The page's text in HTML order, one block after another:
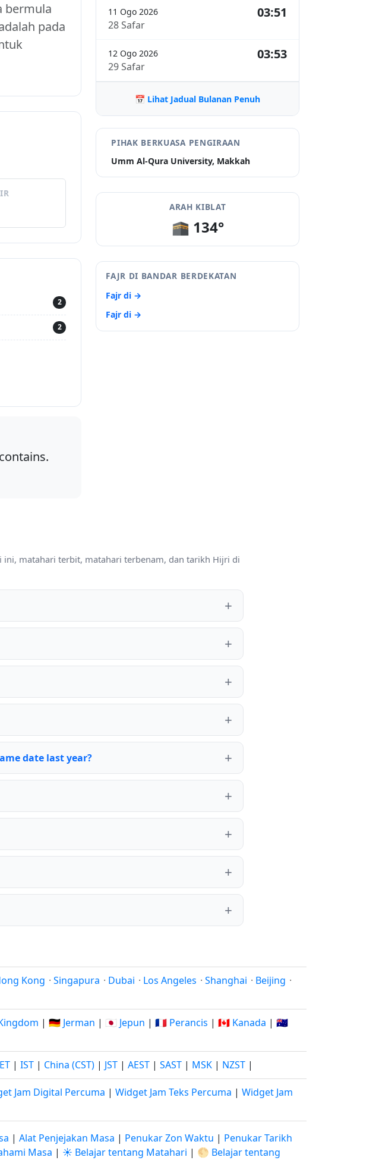
bermula
pada
2
2
11 Ogo 2026
28 Safar
03:51
12 Ogo 2026
29 Safar
03:53
📅 Lihat Jadual Bulanan Penuh
PIHAK BERKUASA PENGIRAAN
Umm Al-Qura University, Makkah
ARAH KIBLAT
🕋 134°
FAJR DI BANDAR BERDEKATAN
Fajr di →
Fajr di →
ini, matahari terbit, matahari terbenam, dan tarikh Hijri di
date last year?
Kong · Singapura · Dubai · Los Angeles · Shanghai · Beijing ·
| 🇩🇪 Jerman | 🇯🇵 Jepun | 🇫🇷 Perancis | 🇨🇦 Kanada | 🇦🇺
| IST | China (CST) | JST | AEST | SAST | MSK | NZST |
Jam Digital Percuma | Widget Jam Teks Percuma | Widget Jam
| Alat Penjejakan Masa | Penukar Zon Waktu | Penukar Tarikh
Masa | ☀️ Belajar tentang Matahari | 🌕 Belajar tentang